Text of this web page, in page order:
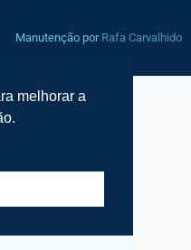
Manutenção por Rafa Carvalhido
melhorar a